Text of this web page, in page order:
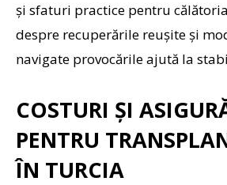
și sfaturi practice pentru
despre recuperările reușite și
navigate provocările ajută la
COSTURI ȘI
PENTRU
ÎN TURCIA